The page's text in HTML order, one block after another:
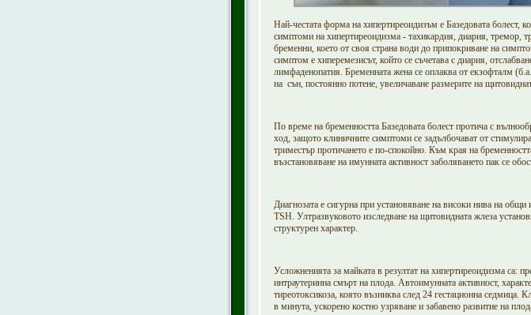
Най-честата форма на хипертиреоидизъм е Базедовата
симптоми на хипертиреоидизма - тахикардия, диария, тремор,
бременни, което от своя страна води до припокриване на
симптом е хиперемезисът, който се съчетава с диария,
лимфаденопатия. Бременната жена се оплаква от екзофталм
на сън, постоянно потене, увеличаване размерите на
По време на бременността Базедовата болест протича с
ход, защото клиничните симптоми се задълбочават от
триместър протичането е по-спокойно. Към края на
възстановяване на имунната активност заболяването пак се
Диагнозата е сигурна при установяване на високи нива на
TSH. Ултразвуковото изследване на щитовидната жлеза
структурен характер.
Усложненията за майката в резултат на хипертиреоидизма
интраутеринна смърт на плода. Автоимунната активност,
тиреотоксикоза, която възниква след 24 гестационна
в минута, ускорено костно узряване и забавено развитие на